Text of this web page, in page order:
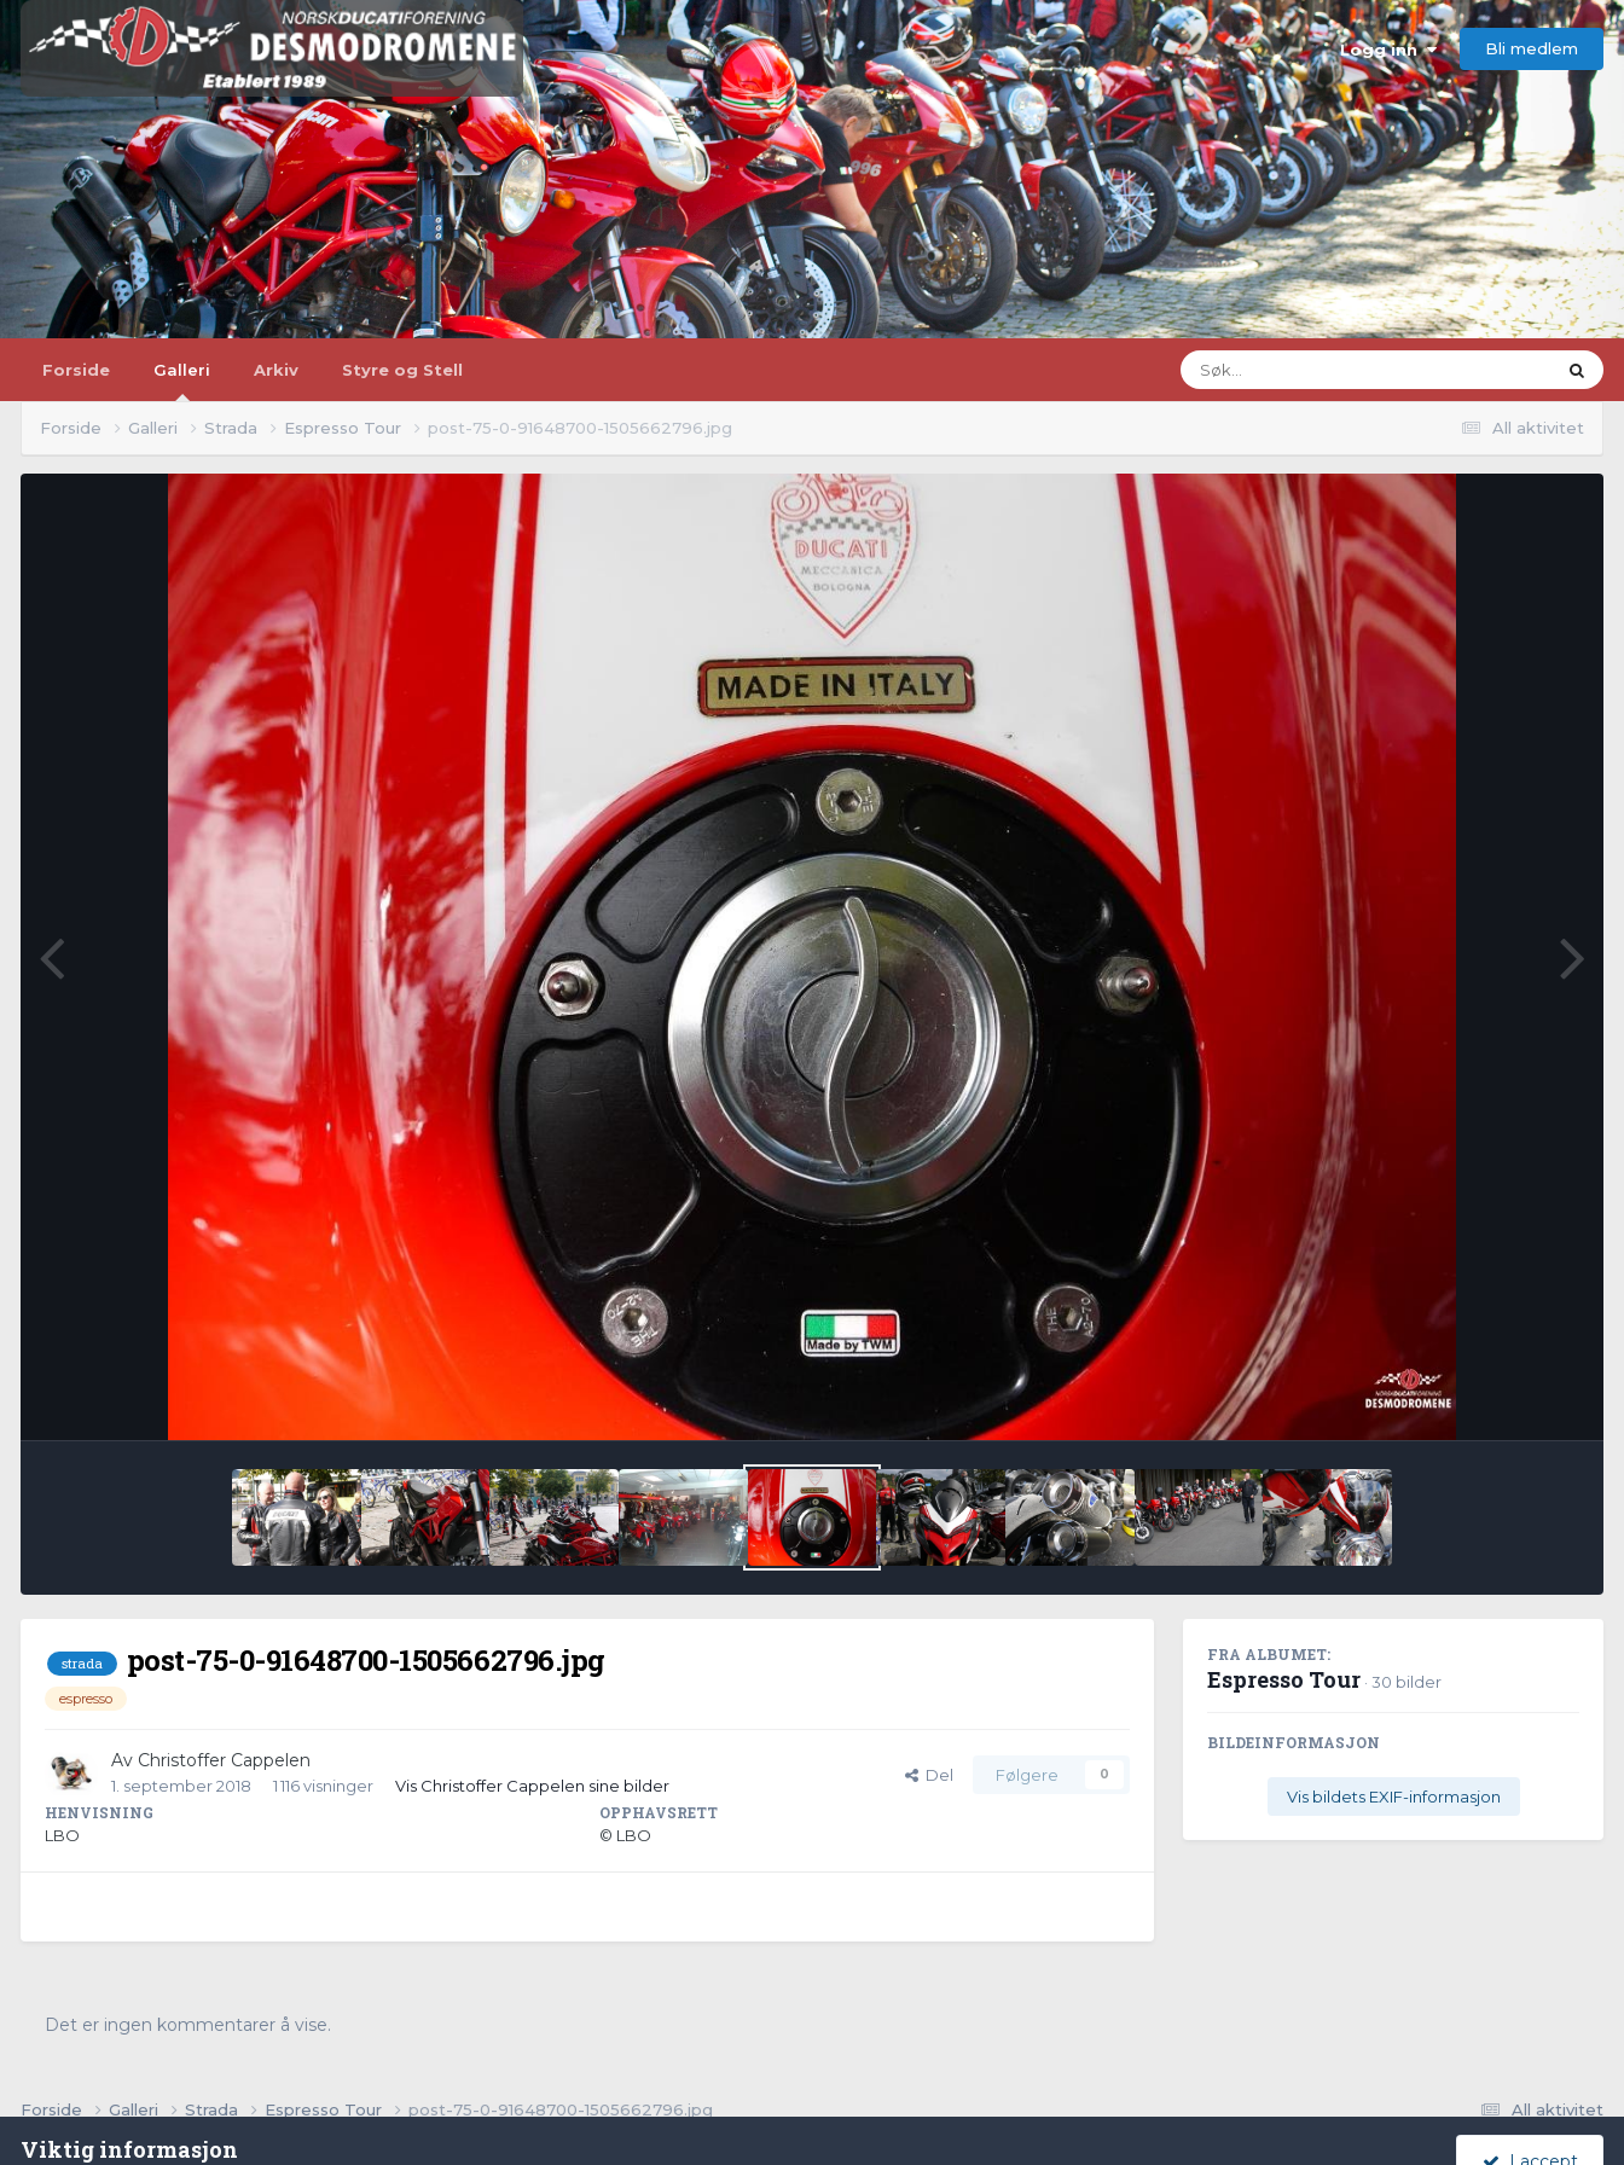
Logg inn Bli medlem
Forside Galleri Arkiv Styre og Stell
All aktivitet
Forside Galleri Strada Espresso Tour post-75-0-91648700-1505662796.jpg
Bildeverktøy
strada post-75-0-91648700-1505662796.jpg
espresso
Av Christoffer Cappelen
1. september 2018 1 116 visninger Vis Christoffer Cappelen sine bilder
Del Følgere 0
HENVISNING
LBO
OPPHAVSRETT
© LBO
FRA ALBUMET:
Espresso Tour · 30 bilder
BILDEINFORMASJON
Vis bildets EXIF-informasjon
Det er ingen kommentarer å vise.
All aktivitet
Forside Galleri Strada Espresso Tour post-75-0-91648700-1505662796.jpg
Viktig informasjon